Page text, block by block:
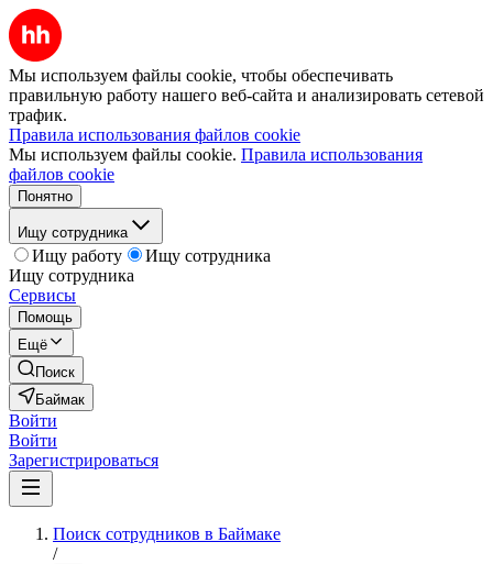
Мы используем файлы cookie, чтобы обеспечивать
правильную работу нашего веб-сайта и анализировать сетевой
трафик.
Правила использования файлов cookie
Мы используем файлы cookie. Правила использования
файлов cookie
Понятно
Ищу сотрудника
Ищу работу
Ищу сотрудника
Ищу сотрудника
Сервисы
Помощь
Ещё
Поиск
Баймак
Войти
Войти
Зарегистрироваться
Поиск сотрудников в Баймаке
/